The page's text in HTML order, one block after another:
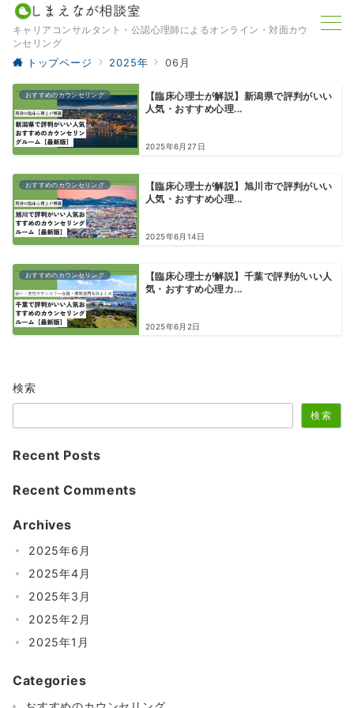
キャリアコンサルタント・公認心理師によるオンライン・対面カウ
ンセリング
トップページ 2025年 06月
おすすめのカウンセリング
【臨床心理士が解説】新潟県で評判がいい
人気・おすすめ心理...
2025年6月27日
おすすめのカウンセリング
【臨床心理士が解説】旭川市で評判がいい
人気・おすすめ心理...
2025年6月14日
おすすめのカウンセリング
【臨床心理士が解説】千葉で評判がいい人
気・おすすめ心理カ...
2025年6月2日
検索
検索
Recent Posts
Recent Comments
Archives
2025年6月
2025年4月
2025年3月
2025年2月
2025年1月
Categories